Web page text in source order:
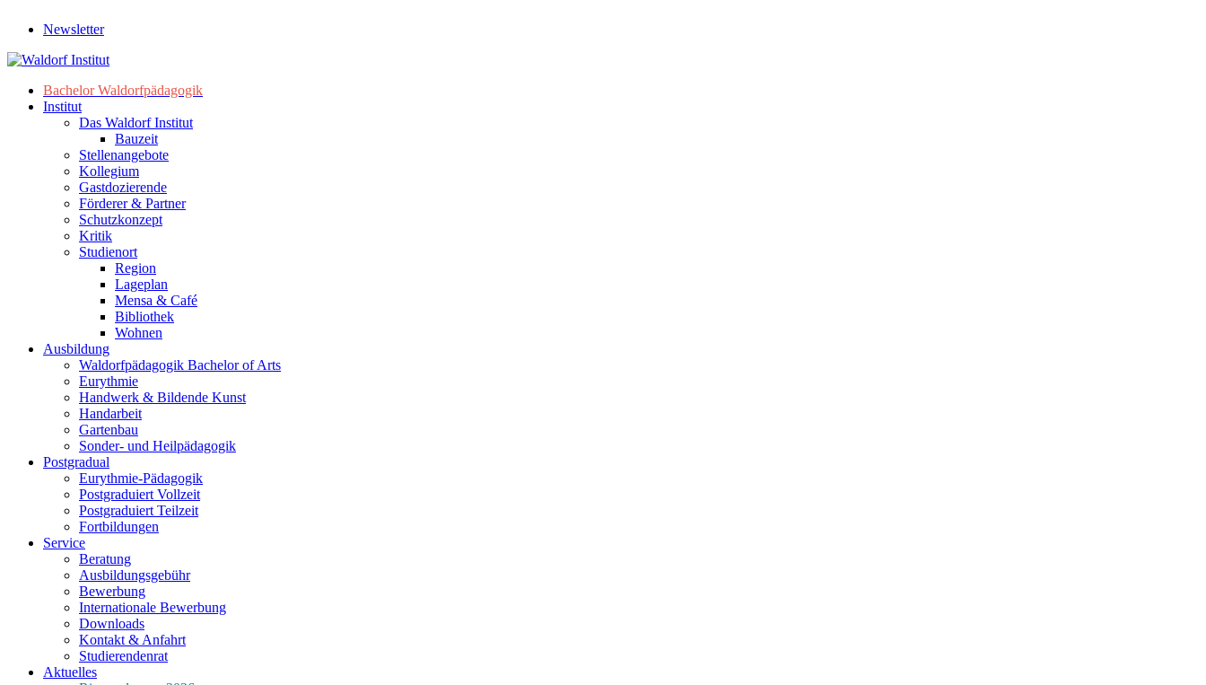
Newsletter
Bachelor Waldorfpädagogik
Institut
Das Waldorf Institut
Bauzeit
Stellenangebote
Kollegium
Gastdozierende
Förderer & Partner
Schutzkonzept
Kritik
Studienort
Region
Lageplan
Mensa & Café
Bibliothek
Wohnen
Ausbildung
Waldorfpädagogik Bachelor of Arts
Eurythmie
Handwerk & Bildende Kunst
Handarbeit
Gartenbau
Sonder- und Heilpädagogik
Postgradual
Eurythmie-Pädagogik
Postgraduiert Vollzeit
Postgraduiert Teilzeit
Fortbildungen
Service
Beratung
Ausbildungsgebühr
Bewerbung
Internationale Bewerbung
Downloads
Kontakt & Anfahrt
Studierendenrat
Aktuelles